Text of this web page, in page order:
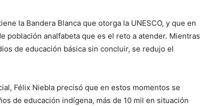
la Bandera Blanca que otorga la UNESCO, y que en
población analfabeta que es el reto a atender. Mientras
de educación básica sin concluir, se redujo el
Félix Niebla precisó que en estos momentos se
de educación indígena, más de 10 mil en situación